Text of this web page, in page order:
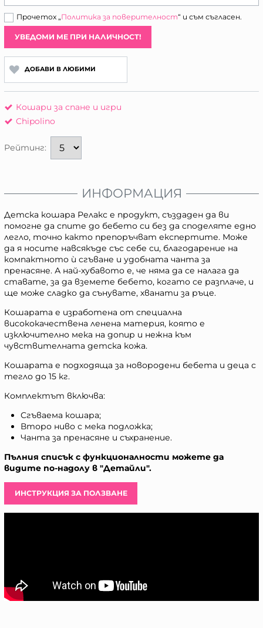
Прочетох „Политика за поверителност“ и съм съгласен.
УВЕДОМИ МЕ ПРИ НАЛИЧНОСТ!
ДОБАВИ В ЛЮБИМИ
Кошари за спане и игри
Chipolino
Рейтинг:
ИНФОРМАЦИЯ
Детска кошара Релакс е продукт, създаден да ви
помогне да спите до бебето си без да споделяте едно
легло, точно както препоръчват експертите. Може
да я носите навсякъде със себе си, благодарение на
компактното ѝ сгъване и удобната чанта за
пренасяне. А най-хубавото е, че няма да се налага да
ставате, за да вземете бебето, когато се разплаче, и
ще може сладко да сънувате, хванати за ръце.
Кошарата е изработена от специална
висококачествена ленена материя, която е
изключително мека на допир и нежна към
чувствителната детска кожа.
Кошарата е подходяща за новородени бебета и деца с
тегло до 15 кг.
Комплектът включва:
Сгъваема кошара;
Второ ниво с мека подложка;
Чанта за пренасяне и съхранение.
Пълния списък с функционалности можете да
видите по-надолу в "Детайли".
ИНСТРУКЦИЯ ЗА ПОЛЗВАНЕ